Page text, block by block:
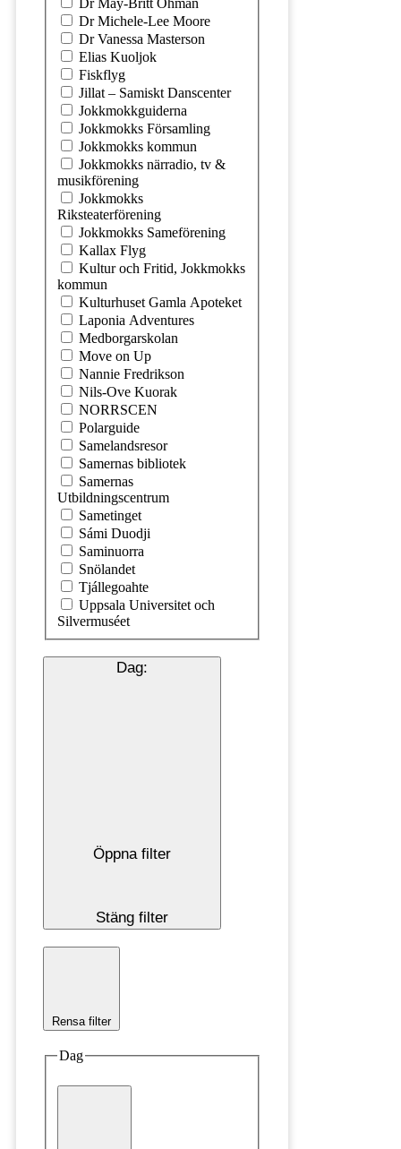
Dr Michele-Lee Moore
Dr Vanessa Masterson
Elias Kuoljok
Fiskflyg
Jillat – Samiskt Danscenter
Jokkmokkguiderna
Jokkmokks Församling
Jokkmokks kommun
Jokkmokks närradio, tv &
musikförening
Jokkmokks
Riksteaterförening
Jokkmokks Sameförening
Kallax Flyg
Kultur och Fritid, Jokkmokks
kommun
Kulturhuset Gamla Apoteket
Laponia Adventures
Medborgarskolan
Move on Up
Nannie Fredrikson
Nils-Ove Kuorak
NORRSCEN
Polarguide
Samelandsresor
Samernas bibliotek
Samernas
Utbildningscentrum
Sametinget
Sámi Duodji
Saminuorra
Snölandet
Tjállegoahte
Uppsala Universitet och
Silvermuséet
Dag:
Öppna filter
Stäng filter
Rensa filter
Dag